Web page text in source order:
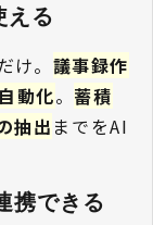
える
。 議事録作
動化。 蓄積
抽出 までをAI
携できる